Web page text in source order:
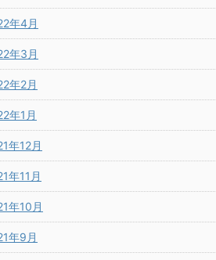
年4月
年3月
年2月
年1月
年12月
年11月
年10月
年9月